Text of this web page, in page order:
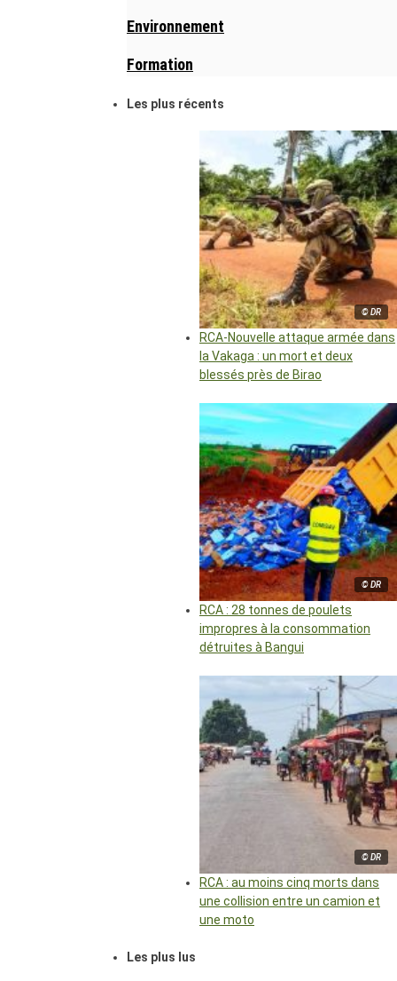
Environnement
Formation
Les plus récents
© DR
RCA-Nouvelle attaque armée dans
la Vakaga : un mort et deux
blessés près de Birao
© DR
RCA : 28 tonnes de poulets
impropres à la consommation
détruites à Bangui
© DR
RCA : au moins cinq morts dans
une collision entre un camion et
une moto
Les plus lus